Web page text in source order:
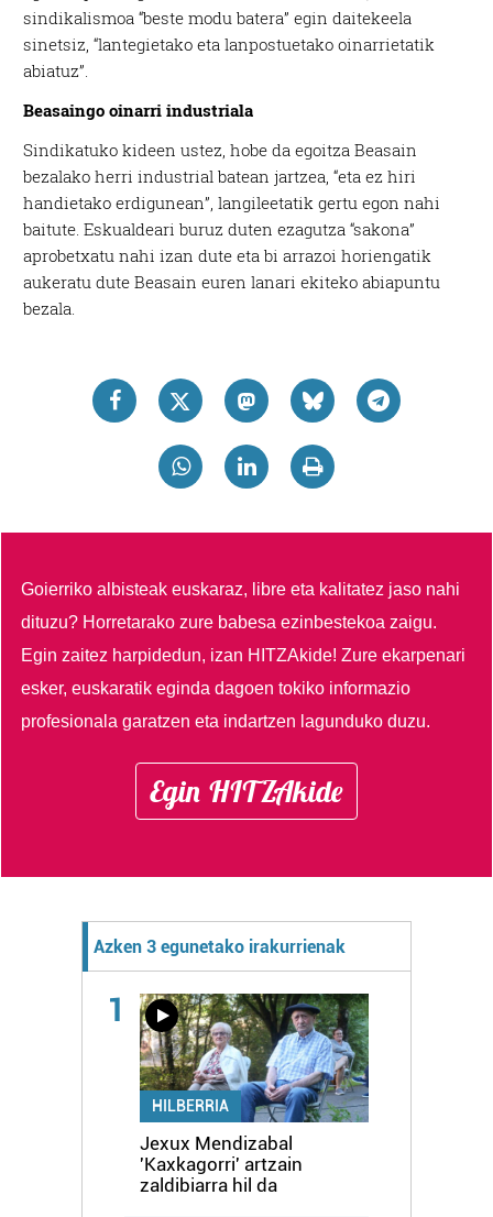
sindikalismoa “beste modu batera” egin daitekeela
sinetsiz, “lantegietako eta lanpostuetako oinarrietatik
abiatuz”.
Beasaingo oinarri industriala
Sindikatuko kideen ustez, hobe da egoitza Beasain
bezalako herri industrial batean jartzea, “eta ez hiri
handietako erdigunean”, langileetatik gertu egon nahi
baitute. Eskualdeari buruz duten ezagutza “sakona”
aprobetxatu nahi izan dute eta bi arrazoi horiengatik
aukeratu dute Beasain euren lanari ekiteko abiapuntu
bezala.
Goierriko albisteak euskaraz, libre eta kalitatez jaso nahi
dituzu? Horretarako zure babesa ezinbestekoa zaigu.
Egin zaitez harpidedun, izan HITZAkide!Zure ekarpenari
esker, euskaratik eginda dagoen tokiko informazio
profesionala garatzen eta indartzen lagunduko duzu.
Egin HITZAkide
Azken 3 egunetako irakurrienak
1
HILBERRIA
Jexux Mendizabal
'Kaxkagorri' artzain
zaldibiarra hil da